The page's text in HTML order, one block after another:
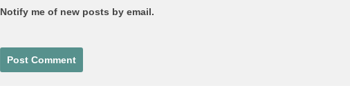
Notify me of new posts by email.